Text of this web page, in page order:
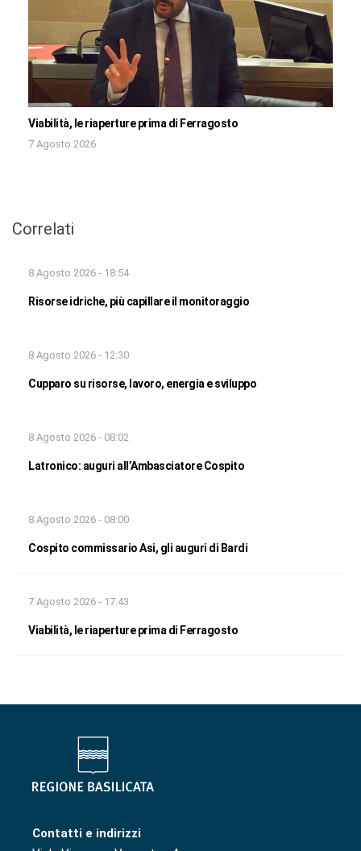
Viabilità, le riaperture prima di Ferragosto
7 Agosto 2026
Correlati
8 Agosto 2026 - 18:54
Risorse idriche, più capillare il monitoraggio
8 Agosto 2026 - 12:30
Cupparo su risorse, lavoro, energia e sviluppo
8 Agosto 2026 - 08:02
Latronico: auguri all’Ambasciatore Cospito
8 Agosto 2026 - 08:00
Cospito commissario Asi, gli auguri di Bardi
7 Agosto 2026 - 17:43
Viabilità, le riaperture prima di Ferragosto
Contatti e indirizzi